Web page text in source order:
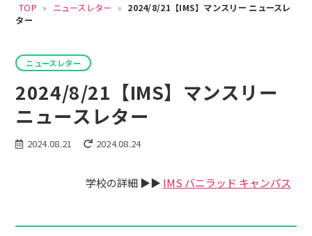
学・
TOP » ニュースレター » 2024/8/21【IMS】マンスリー ニュースレ
ター
リ
ー
ニュースレター
2024/8/21【IMS】マンスリー
ニュースレター
2024.08.21 2024.08.24
学校の詳細 ▶▶ IMS バニラッド キャンパス